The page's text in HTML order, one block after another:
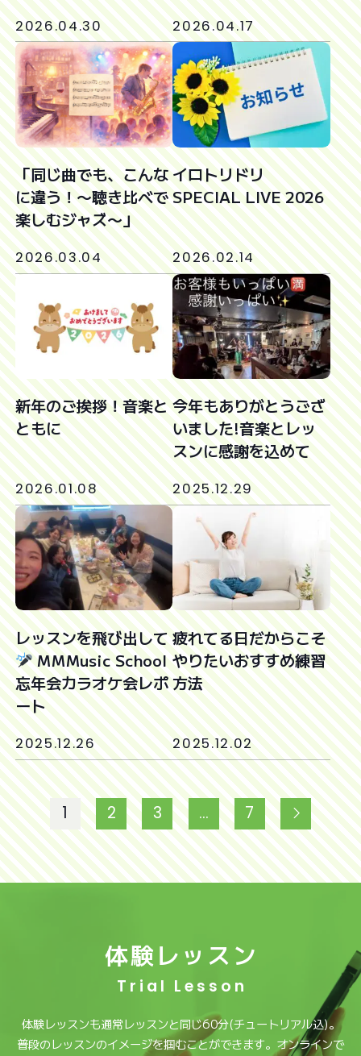
2026.04.30 2026.04.17
「同じ曲でも、こんな
に違う！〜聴き比べで
楽しむジャズ〜」
2026.03.04
イロトリドリ
SPECIAL LIVE 2026
2026.02.14
新年のご挨拶！音楽と
ともに
2026.01.08
今年もありがとうござ
いました!音楽とレッ
スンに感謝を込めて
2025.12.29
レッスンを飛び出して
MMMusic School
忘年会カラオケ会レポ
ート
2025.12.26
疲れてる日だからこそ
やりたいおすすめ練習
方法
2025.12.02
1 2 3 … 7
体験レッスン
Trial Lesson
体験レッスンも通常レッスンと同じ60分(チュートリアル込)。
普段のレッスンのイメージを掴むことができます。オンラインで